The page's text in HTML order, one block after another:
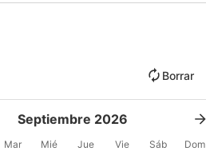
Borrar
Septiembre 2026
Mar Mié Jue Vie Sáb Dom